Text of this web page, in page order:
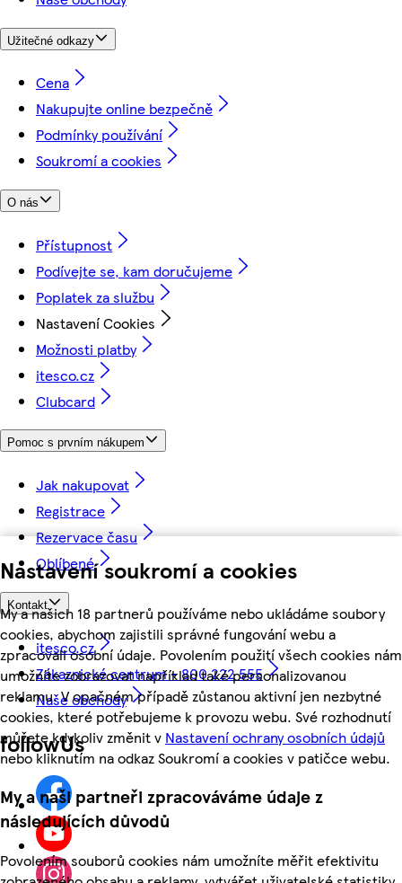
Nastavení soukromí a cookies
My a našich 18 partnerů používáme nebo ukládáme soubory
cookies, abychom zajistili správné fungování webu a
zpracovali osobní údaje. Povolením použití všech cookies nám
umožníte zobrazovat například také personalizovanou
reklamu. V opačném případě zůstanou aktivní jen nezbytné
cookies, které potřebujeme k provozu webu. Své rozhodnutí
můžete kdykoliv změnit v Nastavení ochrany osobních údajů
nebo kliknutím na odkaz Soukromí a cookies v patičce webu.
My a naši partneři zpracováváme údaje z
následujících důvodů
Povolením souborů cookies nám umožníte měřit efektivitu
Užitečné odkazy
Cena
Nakupujte online bezpečně
Podmínky používání
Soukromí a cookies
O nás
Přístupnost
Podívejte se, kam doručujeme
Poplatek za službu
Nastavení Cookies
Možnosti platby
itesco.cz
Clubcard
Pomoc s prvním nákupem
Jak nakupovat
Registrace
Rezervace času
Oblíbené
Kontakt
itesco.cz
Zákaznické centrum - 800 222 555
Naše obchody
followUs